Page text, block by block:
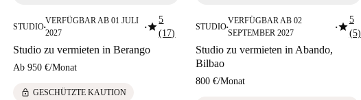
STUDIO■
VERFÜGBAR AB 01 JULI
2027
■star5
(17)
Studio zu vermieten in Berango
Ab 950 €/Monat
lock GESCHÜTZTE KAUTION
STUDIO■
VERFÜGBAR AB 02
SEPTEMBER 2027
■star5
(5)
Studio zu vermieten in Abando,
Bilbao
800 €/Monat